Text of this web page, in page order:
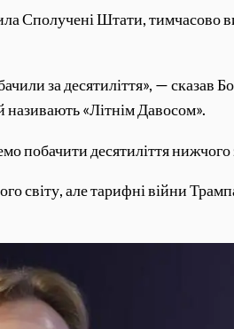
Сполучені Штати, тимчасово
за десятиліття», — сказав
називають «Літнім Давосом».
побачити десятиліття нижчого
світу, але тарифні війни